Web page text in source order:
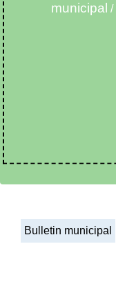
municipal /
Bulletin municipal